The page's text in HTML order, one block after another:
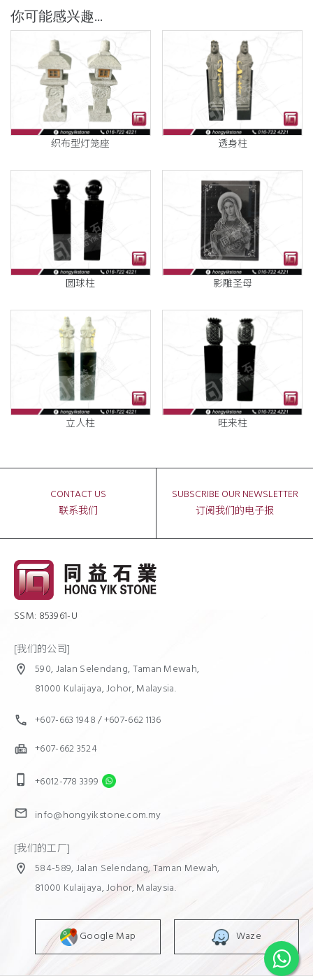
你可能感兴趣...
织布型灯笼座 透身柱
圆球柱 影雕圣母
立人柱 旺来柱
CONTACT US
联系我们
SUBSCRIBE OUR NEWSLETTER
订阅我们的电子报
SSM: 853961-U
[我们的公司]
location_on
590, Jalan Selendang, Taman Mewah,
81000 Kulaijaya, Johor, Malaysia.
call +607-663 1948/+607-662 1136
fax +607-662 3524
phone_iphone +6012-778 3399
mail info@hongyikstone.com.my
[我们的工厂]
location_on
584-589, Jalan Selendang, Taman Mewah,
81000 Kulaijaya, Johor, Malaysia.
Google Map Waze